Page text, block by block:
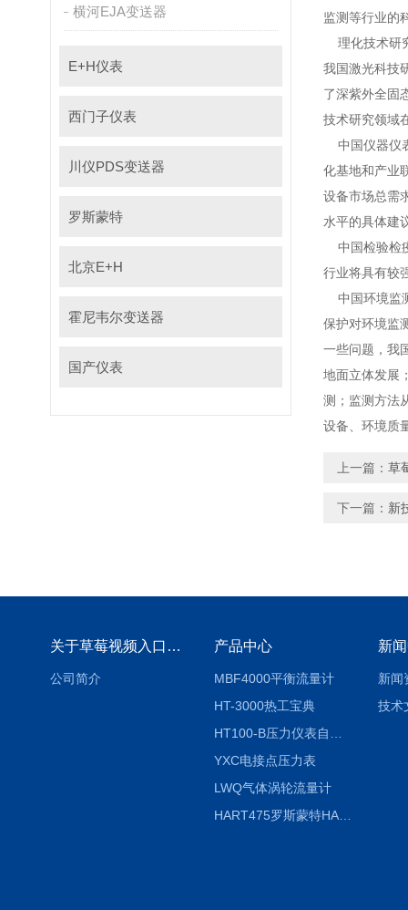
横河EJA变送器
E+H仪表
西门子仪表
川仪PDS变送器
罗斯蒙特
北京E+H
霍尼韦尔变送器
国产仪表
监测等行业的
理化技术研究
我国激光科技研
了深紫外全固
技术研究领域在
中国仪器仪
化基地和产业联
设备市场总需
水平的具体建
中国检验检
行业将具有较强
中国环境监测
保护对环境监测
一些问题，
地面立体发展
测；监测方
设备、环境
上一篇： 草
下一篇： 新
关于草莓视频入口免费下载
公司简介
产品中心
MBF4000平衡流量计
HT-3000热工宝典
YXC电接点压力表
LWQ气体涡轮流量计
HART475罗斯蒙特HART475手操器
新
新闻
技术